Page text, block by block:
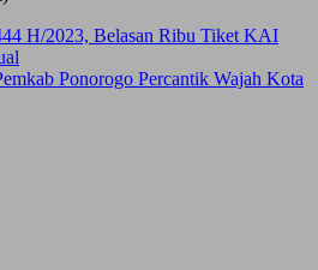
H/2023, Belasan Ribu Tiket KAI
Ponorogo Percantik Wajah Kota